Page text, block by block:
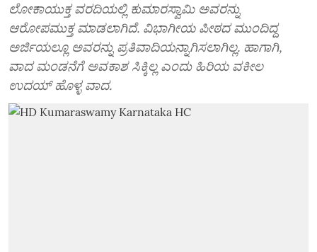
ಲೋಕಾಯುಕ್ತ ವರದಿಯಲ್ಲಿ ಕುಮಾರಸ್ವಾಮಿ ಅವರನ್ನು
ಆರೋಪಮುಕ್ತ ಮಾಡಲಾಗಿದೆ. ವಿಭಾಗೀಯ ಪೀಠದ ಮುಂದಿದ್ದ
ಅರ್ಜಿಯಲ್ಲೂ ಅವರನ್ನು ಪ್ರತಿವಾದಿಯನ್ನಾಗಿಸಲಾಗಿಲ್ಲ. ಹಾಗಾಗಿ,
ವಾದ ಮಂಡನೆಗೆ ಅವಕಾಶ ಸಿಕ್ಕಿಲ್ಲ ಎಂದು ಹಿರಿಯ ವಕೀಲ
ಉದಯ್‌ ಹೊಳ್ಳ ವಾದ.